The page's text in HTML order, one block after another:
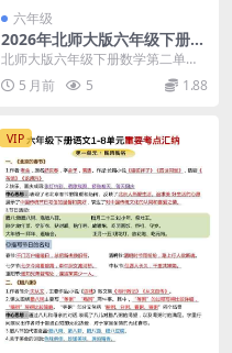
六年级
2026年北师大版六年级下册数
学第二单元《比例》拔尖测试
北师大版六年级下册数学第二单元
《比例》拔尖测试卷 进入六年级下
学期，比例章节是数...
5 月前 5 1.88
VIP